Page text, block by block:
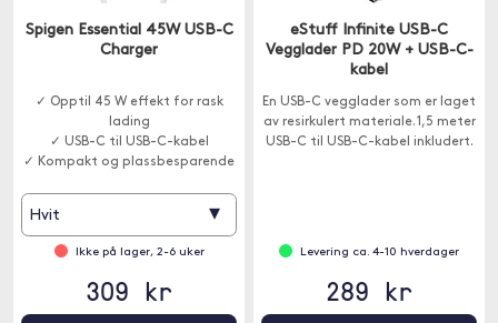
Spigen Essential 45W USB-C
Charger
✓ Opptil 45 W effekt for rask
lading
✓ USB-C til USB-C-kabel
✓ Kompakt og plassbesparende
Hvit ▾
Ikke på lager, 2-6 uker
309 kr
eStuff Infinite USB-C
Vegglader PD 20W + USB-C-
kabel
En USB-C vegglader som er laget
av resirkulert materiale. 1,5 meter
USB-C til USB-C-kabel inkludert.
Levering ca. 4-10 hverdager
289 kr